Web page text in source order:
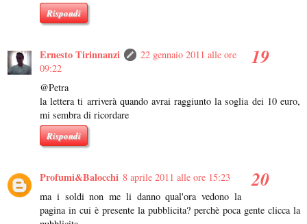
Rispondi
Ernesto Tirinnanzi
22 gennaio 2011 alle ore
09:22
@Petra
la lettera ti arriverà quando avrai raggiunto la soglia dei 10 euro,
mi sembra di ricordare
Rispondi
Profumi&Balocchi 8 aprile 2011 alle ore 15:23
ma i soldi non me li danno qual'ora vedono la
pagina in cui è presente la pubblicita? perchè poca gente clicca la